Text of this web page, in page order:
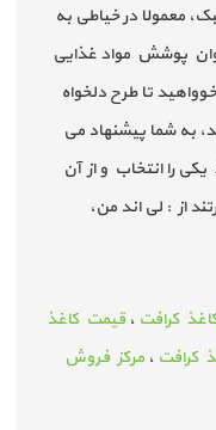
معمولا در خیاطی به
پوشش مواد غذایی
تا طرح دلخواه
به شما پیشنهاد می
گرم این کاغذ یکی را انتخاب و از آن
از : لی اند من،
کرافت ،قیمت کاغذ
کرافت ،مرکز فروش